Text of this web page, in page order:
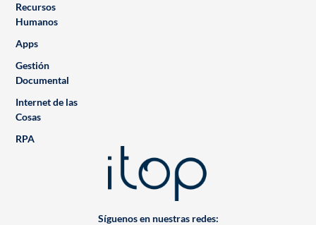
Síguenos en nuestras redes:
Recursos
Humanos
Apps
Gestión
Documental
Internet de las
Cosas
RPA